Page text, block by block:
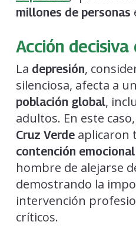
millones de personas
Acción decisiva
La depresión,
silenciosa, afecta a un
población global,
adultos. En este
Cruz Verdeaplicaron
contención emocional
hombre de alejarse
demostrando la
intervención
críticos.